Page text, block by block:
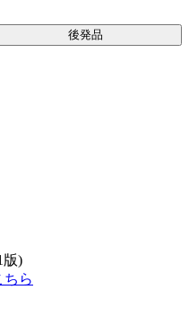
後発品
版)
ちら